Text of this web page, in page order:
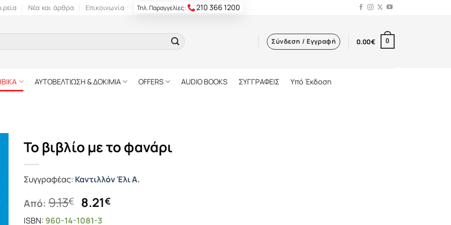
Νέα και άρθρα Επικοινωνία Τηλ. Παραγγελίες: 210 366 1200
Σύνδεση / Εγγραφή 0.00€ 0
ΑΥΤΟΒΕΛΤΙΩΣΗ & ΔΟΚΙΜΙΑ OFFERS AUDIO BOOKS ΣΥΓΓΡΑΦΕΙΣ Υπό Έκδοση
Το βιβλίο με το φανάρι
Συγγραφέας: Καντιλλόν Έλι Α.
Από:9.13€ Original
price
8.21€Η
ISBN: 960-14-1081-3